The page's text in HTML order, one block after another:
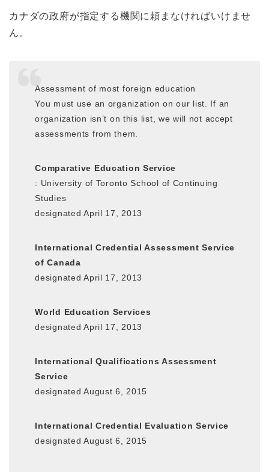
カナダの政府が指定する機関に頼まなければいけませ
ん。
Assessment of most foreign education
You must use an organization on our list. If an
organization isn’t on this list, we will not accept
assessments from them.
Comparative Education Service
: University of Toronto School of Continuing
Studies
designated April 17, 2013
International Credential Assessment Service
of Canada
designated April 17, 2013
World Education Services
designated April 17, 2013
International Qualifications Assessment
Service
designated August 6, 2015
International Credential Evaluation Service
designated August 6, 2015